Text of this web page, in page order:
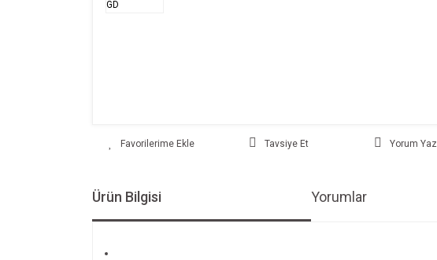
Tavsiye Et Yorum Yaz
Ürün Bilgisi Yorumlar